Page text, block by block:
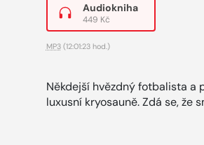
Audiokniha
449 Kč
MP3(12:01:23 hod.)
Někdejší hvězdný fotbalista a
luxusní kryosauně. Zdá se, že